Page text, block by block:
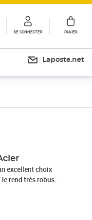
SE CONNECTER PANIER
Laposte.net
excellent choix
rend très robuste
besoins. Le
articles